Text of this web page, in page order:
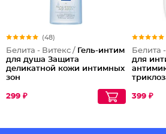
(48)
Белита - Витекс / Гель-интим
для душа Защита
деликатной кожи интимных
зон
299 ₽
Белита
для
399 ₽